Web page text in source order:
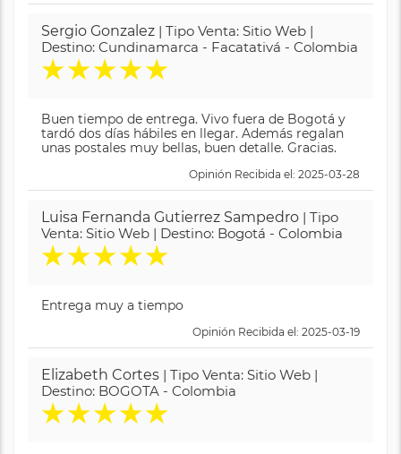
Sergio Gonzalez | Tipo Venta: Sitio Web |
Destino: Cundinamarca - Facatativá - Colombia
★★★★★
Buen tiempo de entrega. Vivo fuera de Bogotá y
tardó dos días hábiles en llegar. Además regalan
unas postales muy bellas, buen detalle. Gracias.
Opinión Recibida el: 2025-03-28
Luisa Fernanda Gutierrez Sampedro | Tipo
Venta: Sitio Web | Destino: Bogotá - Colombia
★★★★★
Entrega muy a tiempo
Opinión Recibida el: 2025-03-19
Elizabeth Cortes | Tipo Venta: Sitio Web |
Destino: BOGOTA - Colombia
★★★★★